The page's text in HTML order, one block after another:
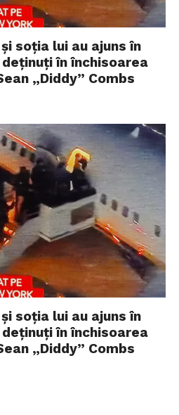
soția lui au ajuns în
în închisoarea
„Diddy” Combs
soția lui au ajuns în
în închisoarea
„Diddy” Combs